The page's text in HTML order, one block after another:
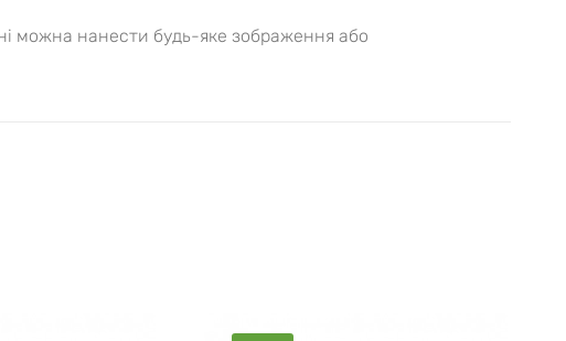
можна нанести будь-яке зображення або